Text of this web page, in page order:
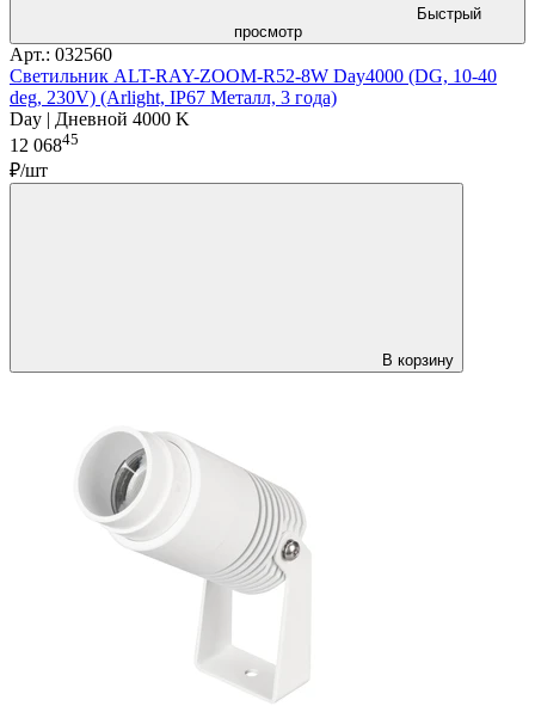
Быстрый
просмотр
Арт.: 032560
Светильник ALT-RAY-ZOOM-R52-8W Day4000 (DG, 10-40
deg, 230V) (Arlight, IP67 Металл, 3 года)
Day | Дневной 4000 K
12 06845
₽/шт
В корзину